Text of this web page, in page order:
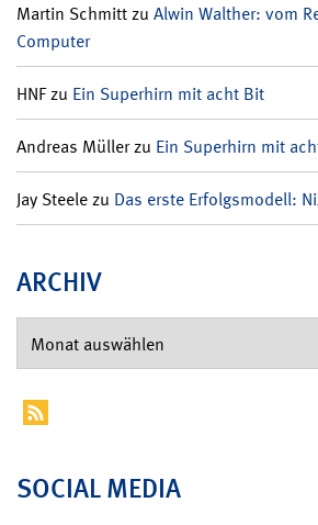
Martin Schmittzu Alwin Walther: vom
Computer
HNFzu Ein Superhirn mit acht Bit
Andreas Müllerzu Ein Superhirn mit
Jay Steelezu Das erste Erfolgsmodell:
ARCHIV
SOCIAL MEDIA